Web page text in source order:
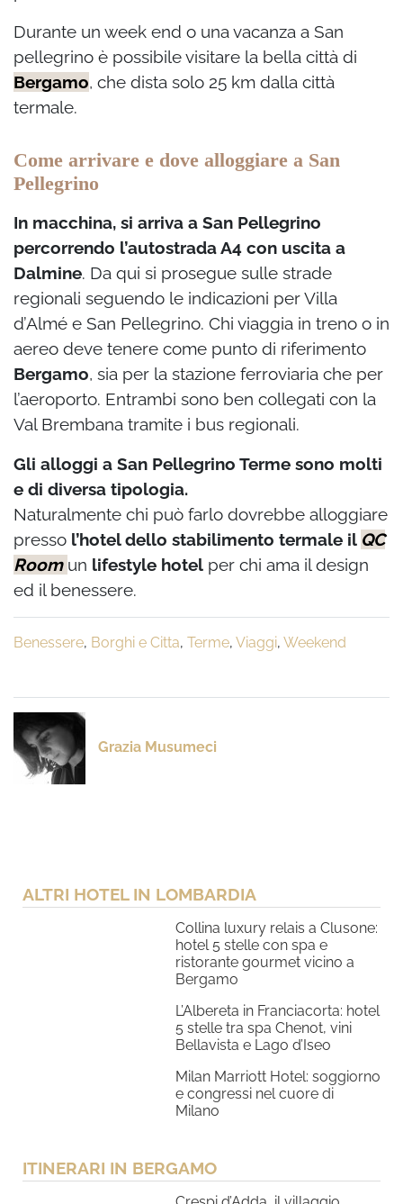
Durante un week end o una vacanza a San
pellegrino è possibile visitare la bella città di
Bergamo, che dista solo 25 km dalla città
termale.
Come arrivare e dove alloggiare a San
Pellegrino
In macchina, si arriva a San Pellegrino
percorrendo l’autostrada A4 con uscita a
Dalmine. Da qui si prosegue sulle strade
regionali seguendo le indicazioni per Villa
d’Almé e San Pellegrino. Chi viaggia in treno o in
aereo deve tenere come punto di riferimento
Bergamo, sia per la stazione ferroviaria che per
l’aeroporto. Entrambi sono ben collegati con la
Val Brembana tramite i bus regionali.
Gli alloggi a San Pellegrino Terme sono molti
e di diversa tipologia.
Naturalmente chi può farlo dovrebbe alloggiare
presso l’hotel dello stabilimento termale il QC
Room un lifestyle hotel per chi ama il design
ed il benessere.
Benessere, Borghi e Citta, Terme, Viaggi, Weekend
Grazia Musumeci
ALTRI HOTEL IN LOMBARDIA
Collina luxury relais a Clusone:
hotel 5 stelle con spa e
ristorante gourmet vicino a
Bergamo
L’Albereta in Franciacorta: hotel
5 stelle tra spa Chenot, vini
Bellavista e Lago d’Iseo
Milan Marriott Hotel: soggiorno
e congressi nel cuore di
Milano
ITINERARI IN BERGAMO